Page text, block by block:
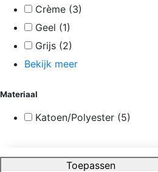
Crème (3)
Geel (1)
Grijs (2)
Bekijk meer
Materiaal
Katoen/Polyester (5)
Toepassen